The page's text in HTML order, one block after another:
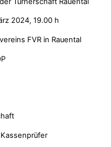
2024, 19.00 h
FVR in Rauental